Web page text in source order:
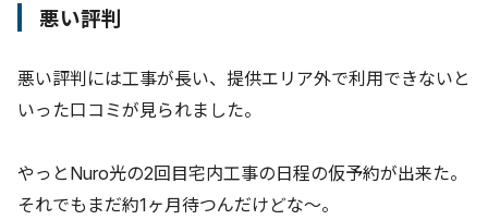
悪い評判
悪い評判には工事が長い、提供エリア外で利用できないと
いった口コミが見られました。
やっとNuro光の2回目宅内工事の日程の仮予約が出来た。
それでもまだ約1ヶ月待つんだけどな〜。